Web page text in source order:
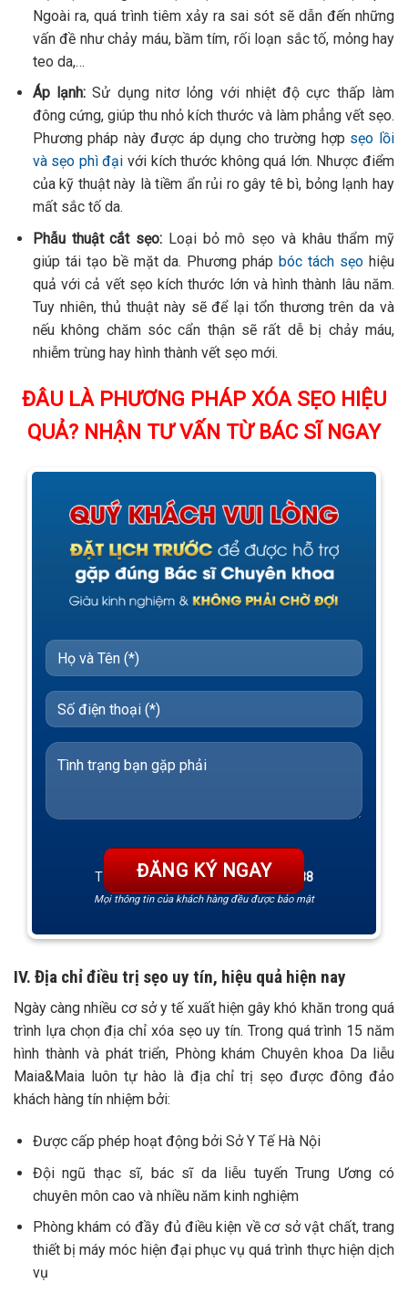
Ngoài ra, quá trình tiêm xảy ra sai sót sẽ dẫn đến những
vấn đề như chảy máu, bầm tím, rối loạn sắc tố, mỏng hay
teo da,…
Áp lạnh:Sử dụng nitơ lỏng với nhiệt độ cực thấp làm
đông cứng, giúp thu nhỏ kích thước và làm phẳng vết sẹo.
Phương pháp này được áp dụng cho trường hợp sẹo lồi
và sẹo phì đại với kích thước không quá lớn. Nhược điểm
của kỹ thuật này là tiềm ẩn rủi ro gây tê bì, bỏng lạnh hay
mất sắc tố da.
Phẫu thuật cắt sẹo: Loại bỏ mô sẹo và khâu thẩm mỹ
giúp tái tạo bề mặt da. Phương phápbóc tách sẹo hiệu
quả với cả vết sẹo kích thước lớn và hình thành lâu năm.
Tuy nhiên, thủ thuật này sẽ để lại tổn thương trên da và
nếu không chăm sóc cẩn thận sẽ rất dễ bị chảy máu,
nhiễm trùng hay hình thành vết sẹo mới.
ĐÂU LÀ PHƯƠNG PHÁP XÓA SẸO HIỆU
QUẢ? NHẬN TƯ VẤN TỪ BÁC SĨ NGAY
TƯ VẤN 24/7 HOTLINE:032.845.1188
Mọi thông tin của khách hàng đều được bảo mật
IV. Địa chỉ điều trị sẹo uy tín, hiệu quả hiện nay
Ngày càng nhiều cơ sở y tế xuất hiện gây khó khăn trong quá
trình lựa chọn địa chỉ xóa sẹo uy tín. Trong quá trình 15 năm
hình thành và phát triển, Phòng khám Chuyên khoa Da liễu
Maia&Maia luôn tự hào là địa chỉ trị sẹo được đông đảo
khách hàng tín nhiệm bởi:
Được cấp phép hoạt động bởi Sở Y Tế Hà Nội
Đội ngũ thạc sĩ, bác sĩ da liễu tuyến Trung Ương có
chuyên môn cao và nhiều năm kinh nghiệm
Phòng khám có đầy đủ điều kiện về cơ sở vật chất, trang
thiết bị máy móc hiện đại phục vụ quá trình thực hiện dịch
vụ